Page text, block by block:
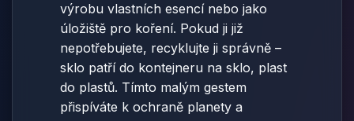
výrobu vlastních esencí nebo jako
úložiště pro koření. Pokud ji již
nepotřebujete, recyklujte ji správně –
sklo patří do kontejneru na sklo, plast
do plastů. Tímto malým gestem
přispíváte k ochraně planety a